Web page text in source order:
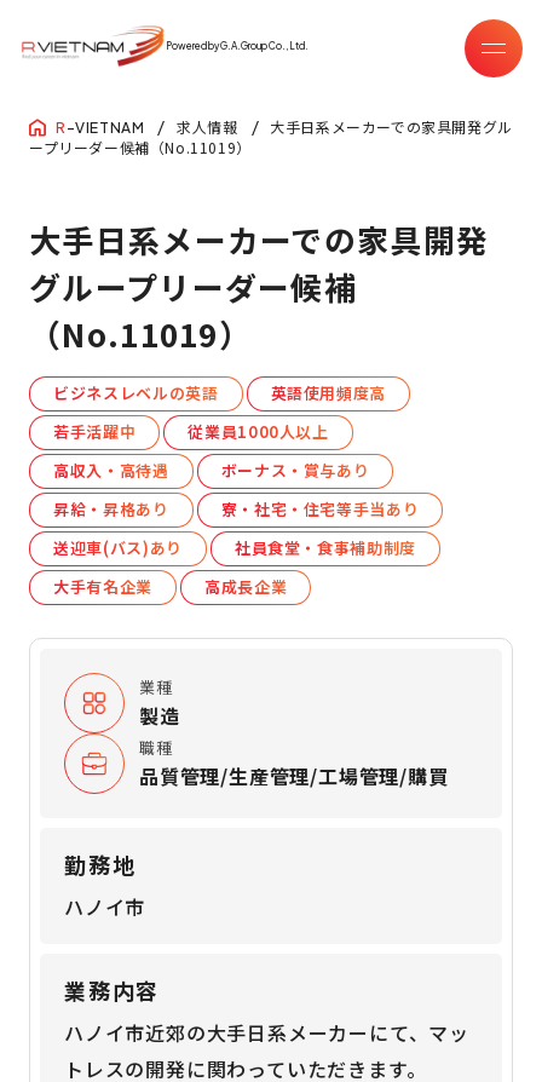
Powered by G.A.Group Co.,Ltd.
R -VIETNAM 求人情報
大手日系メーカーでの家具開発グル
ープリーダー候補（No.11019）
大手日系メーカーでの家具開発
グループリーダー候補
（No.11019）
ビジネスレベルの英語
英語使用頻度高
若手活躍中
従業員1000人以上
高収入・高待遇
ボーナス・賞与あり
昇給・昇格あり
寮・社宅・住宅等手当あり
送迎車(バス)あり
社員食堂・食事補助制度
大手有名企業
高成長企業
業種
製造
職種
品質管理/生産管理/工場管理/購買
勤務地
ハノイ市
業務内容
ハノイ市近郊の大手日系メーカーにて、マッ
トレスの開発に関わっていただきます。